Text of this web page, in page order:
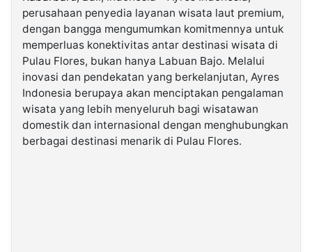
Kabarbaru.co
2026
Kabarbaru
Holding
perusahaan penyedia layanan wisata laut premium,
dengan bangga mengumumkan komitmennya untuk
memperluas konektivitas antar destinasi wisata di
Pulau Flores, bukan hanya Labuan Bajo. Melalui
inovasi dan pendekatan yang berkelanjutan, Ayres
Indonesia berupaya akan menciptakan pengalaman
wisata yang lebih menyeluruh bagi wisatawan
domestik dan internasional dengan menghubungkan
berbagai destinasi menarik di Pulau Flores.